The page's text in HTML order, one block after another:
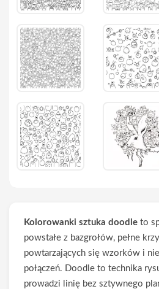
Kolorowanki sztuka doodle to
powstałe z bazgrołów, pełne
powtarzających się wzorków i
połączeń. Doodle to technika
prowadzi linię bez sztywnego